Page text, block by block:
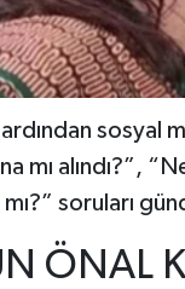
sosyal
mı alındı?”,
soruları
ÖNAL